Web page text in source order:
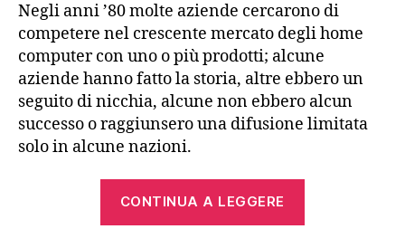
Negli anni ’80 molte aziende cercarono di
competere nel crescente mercato degli home
computer con uno o più prodotti; alcune
aziende hanno fatto la storia, altre ebbero un
seguito di nicchia, alcune non ebbero alcun
successo o raggiunsero una difusione limitata
solo in alcune nazioni.
CONTINUA A LEGGERE